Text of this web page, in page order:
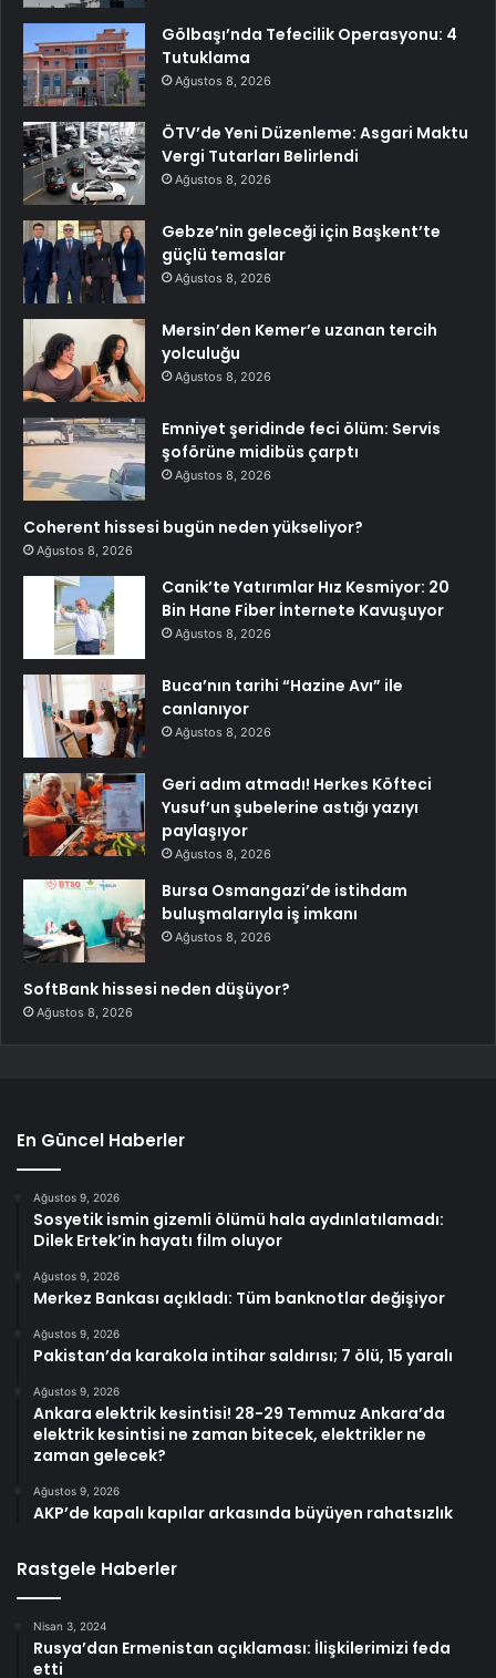
Gölbaşı’nda Tefecilik Operasyonu: 4
Tutuklama
Ağustos 8, 2026
ÖTV’de Yeni Düzenleme: Asgari Maktu
Vergi Tutarları Belirlendi
Ağustos 8, 2026
Gebze’nin geleceği için Başkent’te
güçlü temaslar
Ağustos 8, 2026
Mersin’den Kemer’e uzanan tercih
yolculuğu
Ağustos 8, 2026
Emniyet şeridinde feci ölüm: Servis
şoförüne midibüs çarptı
Ağustos 8, 2026
Coherent hissesi bugün neden yükseliyor?
Ağustos 8, 2026
Canik’te Yatırımlar Hız Kesmiyor: 20
Bin Hane Fiber İnternete Kavuşuyor
Ağustos 8, 2026
Buca’nın tarihi “Hazine Avı” ile
canlanıyor
Ağustos 8, 2026
Geri adım atmadı! Herkes Köfteci
Yusuf’un şubelerine astığı yazıyı
paylaşıyor
Ağustos 8, 2026
Bursa Osmangazi’de istihdam
buluşmalarıyla iş imkanı
Ağustos 8, 2026
SoftBank hissesi neden düşüyor?
Ağustos 8, 2026
En Güncel Haberler
Ağustos 9, 2026
Sosyetik ismin gizemli ölümü hala aydınlatılamadı:
Dilek Ertek’in hayatı film oluyor
Ağustos 9, 2026
Merkez Bankası açıkladı: Tüm banknotlar değişiyor
Ağustos 9, 2026
Pakistan’da karakola intihar saldırısı; 7 ölü, 15 yaralı
Ağustos 9, 2026
Ankara elektrik kesintisi! 28-29 Temmuz Ankara’da
elektrik kesintisi ne zaman bitecek, elektrikler ne
zaman gelecek?
Ağustos 9, 2026
AKP’de kapalı kapılar arkasında büyüyen rahatsızlık
Rastgele Haberler
Nisan 3, 2024
Rusya’dan Ermenistan açıklaması: İlişkilerimizi feda
etti